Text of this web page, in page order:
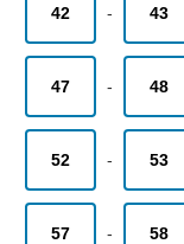
42 - 43
47 - 48
52 - 53
57 - 58